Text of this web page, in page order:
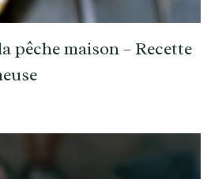
pêche maison – Recette